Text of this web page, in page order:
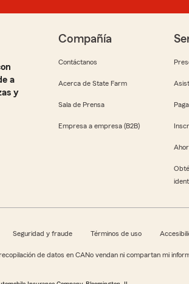
a
y
Compañía
Contáctanos
Acerca de State Farm
Sala de Prensa
Empresa a empresa (B2B)
Seguridad y fraude Términos de uso
de datos en CANo vendan ni compartan mi